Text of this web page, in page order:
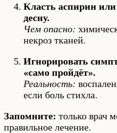
Класть аспирин или
десну.
Чем опасно:
некроз тканей.
Игнорировать
«само пройдёт».
Реальность:
если боль стихла.
Запомните: только врач
правильное лечение.